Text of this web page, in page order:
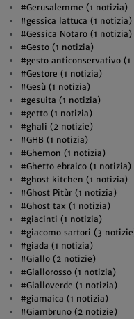
#Gerusalemme (1 notizia)
#gessica lattuca (1 notizia)
#Gessica Notaro (1 notizia)
#Gesto (1 notizia)
#gesto anticonservativo
#Gestore (1 notizia)
#Gesù (1 notizia)
#gesuita (1 notizia)
#getto (1 notizia)
#ghali (2 notizie)
#GHB (1 notizia)
#Ghemon (1 notizia)
#Ghetto ebraico (1 notizia)
#ghost kitchen (1 notizia)
#Ghost Pitùr (1 notizia)
#Ghost tax (1 notizia)
#giacinti (1 notizia)
#giacomo sartori (3
#giada (1 notizia)
#Giallo (2 notizie)
#Giallorosso (1 notizia)
#Gialloverde (1 notizia)
#giamaica (1 notizia)
#Giambruno (2 notizie)